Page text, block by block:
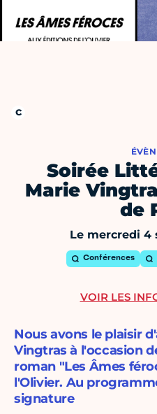
Soirée
Marie
de
Le mercredi 4
Conférences
Nous avons le plaisir
Vingtras à l'occasion
roman "Les Âmes
l'Olivier. Au
signature
VOIR LES